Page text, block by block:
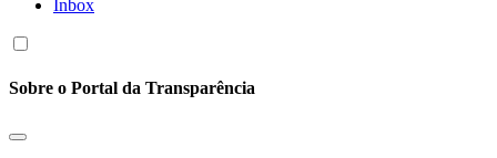
Inbox
Sobre o Portal da Transparência